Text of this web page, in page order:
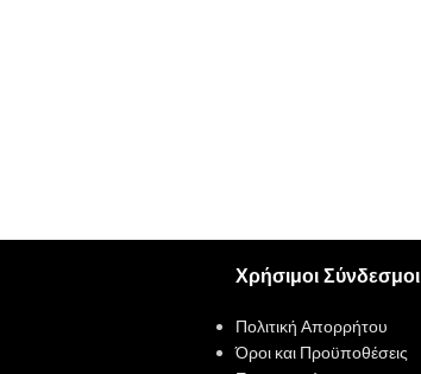
Χρήσιμοι Σύνδεσμοι
Πολιτική Απορρήτου
Όροι και Προϋποθέσεις